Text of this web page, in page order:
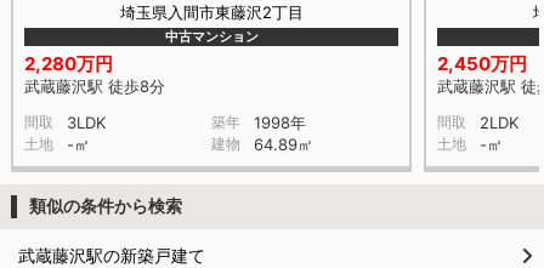
埼玉県入間市東藤沢2丁目
中古マンション
2,280万円
武蔵藤沢駅 徒歩8分
間取 3LDK 築年 1998年
土地 -㎡ 建物 64.89㎡
2,450万円
武蔵藤沢駅 徒
間取 2LDK
土地 -㎡
類似の条件から検索
武蔵藤沢駅の新築戸建て